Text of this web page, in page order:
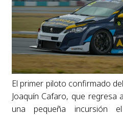
El primer piloto confirmado
Joaquín Cafaro, que regresa
una pequeña incursión